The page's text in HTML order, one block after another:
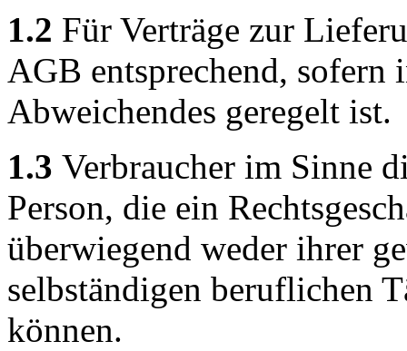
1.2 Für Verträge zur
AGB entsprechend, sofern
Abweichendes geregelt ist.
1.3 Verbraucher im Sinne
Person, die ein
überwiegend weder ihrer
selbständigen beruflichen
können.